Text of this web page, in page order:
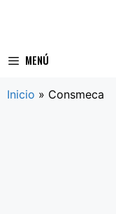
MENÚ
Inicio » Consmeca